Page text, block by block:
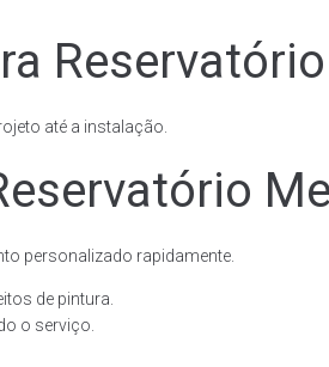
até a instalação.
personalizado rapidamente.
de pintura.
o serviço.